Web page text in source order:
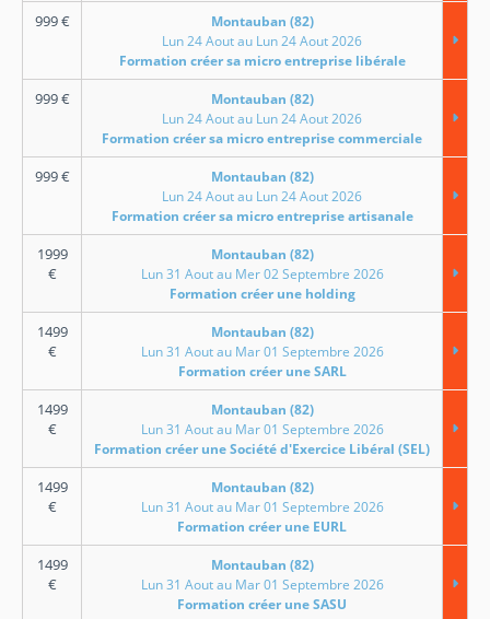
999€
Montauban (82)
Lun 24 Aout au Lun 24 Aout 2026
Formation créer sa micro entreprise libérale
999€
Montauban (82)
Lun 24 Aout au Lun 24 Aout 2026
Formation créer sa micro entreprise commerciale
999€
Montauban (82)
Lun 24 Aout au Lun 24 Aout 2026
Formation créer sa micro entreprise artisanale
1999
€
Montauban (82)
Lun 31 Aout au Mer 02 Septembre 2026
Formation créer une holding
1499
€
Montauban (82)
Lun 31 Aout au Mar 01 Septembre 2026
Formation créer une SARL
1499
€
Montauban (82)
Lun 31 Aout au Mar 01 Septembre 2026
Formation créer une Société d'Exercice Libéral (SEL)
1499
€
Montauban (82)
Lun 31 Aout au Mar 01 Septembre 2026
Formation créer une EURL
1499
€
Montauban (82)
Lun 31 Aout au Mar 01 Septembre 2026
Formation créer une SASU